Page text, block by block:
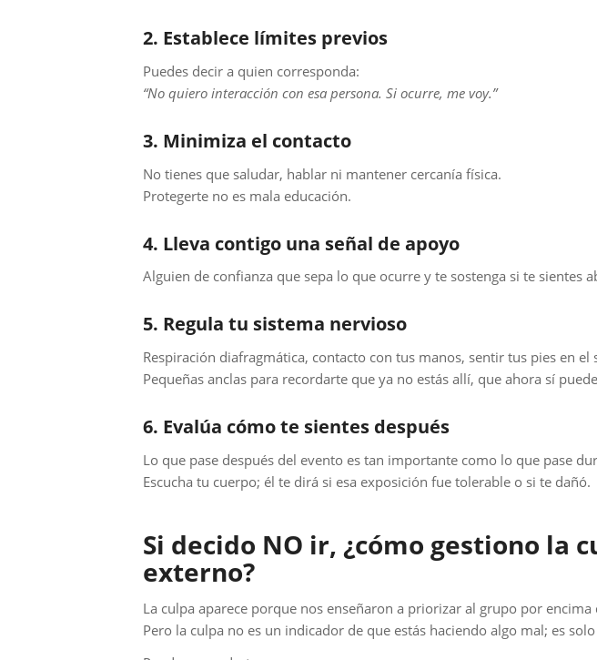
2. Establece límites previos
Puedes decir a quien corresponda:
“No quiero interacción con esa persona. Si ocurre, me voy.”
3. Minimiza el contacto
No tienes que saludar, hablar ni mantener cercanía física.
Protegerte no es mala educación.
4. Lleva contigo una señal de apoyo
Alguien de confianza que sepa lo que ocurre y te sostenga si te sientes
5. Regula tu sistema nervioso
Respiración diafragmática, contacto con tus manos, sentir tus pies en el
Pequeñas anclas para recordarte que ya no estás allí, que ahora sí
6. Evalúa cómo te sientes después
Lo que pase después del evento es tan importante como lo que pase
Escucha tu cuerpo; él te dirá si esa exposición fue tolerable o si te dañó.
Si decido NO ir, ¿cómo gestiono la
externo?
La culpa aparece porque nos enseñaron a priorizar al grupo por
Pero la culpa no es un indicador de que estás haciendo algo mal; es